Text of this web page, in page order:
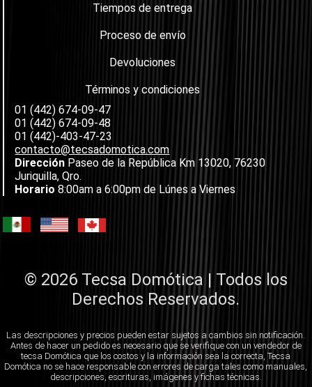
Tiempos de entrega
Proceso de envío
Devoluciones
Términos y condiciones
01 (442) 674-09-47
01 (442) 674-09-48
01 (442)-403-47-23
contacto@tecsadomotica.com
Dirección Paseo de la República Km 13020, 76230
Juriquilla, Qro.
Horario 8:00am a 6:00pm de Lúnes a Viernes
© 2026 Tecsa Domótica | Todos los
Derechos Reservados.
Las descripciones y precios pueden estar sujetos a cambios sin notificación.
Antes de hacer un pedido es necesario que se verifique con un vendedor de
tecsa Domótica que los costos y la información sea la correcta, Tecsa
Domótica no se hace responsable con errores de carga tales como manuales,
descripciones, escrituras, imágenes y fichas técnicas.